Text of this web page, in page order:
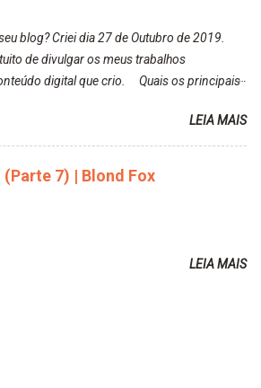
determinado lugar ou de algo que estou
Blue
2020/02/keraton-hard-
blue.html ✨ Alpha Line | Máscara
cabelo, pois, sempre jogava tinta em cima
blog? Criei dia 27 de Outubro de 2019.
de divulgar os meus trabalhos
digital que crio. Quais os principais
sido um sonho. Minha família me apoia muito.
de Blogueira? Às vezes, a criatividade vai
em ser Blogueira? Ver o seu trabalho
deseja chegar com o seu Blog? Muito
Seu blog pra você é profissional ou passa-
profissional. Me empenho muito fazendo
acompanha, e quais indica? Eu acompanho
a ler as postagens do antigo blog da Sweet
sido fácil o convívio com seguidoras e
esta como quer, ou ainda ...
LEIA MAIS
7) | Blond Fox
LEIA MAIS